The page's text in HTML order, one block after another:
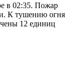
в 02:35. Пожар
К тушению огня
12 единиц